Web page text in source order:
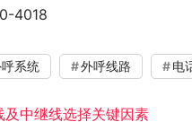
4018
系统 外呼线路 电
及中继线选择关键因素